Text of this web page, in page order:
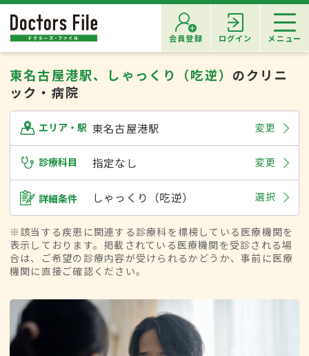
会員登録 ログイン メニュー
東名古屋港駅、しゃっくり（吃逆） のクリニ
ック・病院
エリア・駅 東名古屋港駅 変更
診療科目 指定なし 変更
詳細条件 しゃっくり（吃逆） 選択
※該当する疾患に関連する診療科を標榜している医療機関を
表示しております。掲載されている医療機関を受診される場
合は、ご希望の診療内容が受けられるかどうか、事前に医療
機関に直接ご確認ください。